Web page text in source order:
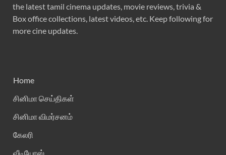
the latest tamil cinema updates, movie reviews, trivia &
Box office collections, latest videos, etc. Keep following for
more cine updates.
Home
சினிமா செய்திகள்
சினிமா விமர்சனம்
கேலரி
வீடியோஸ்